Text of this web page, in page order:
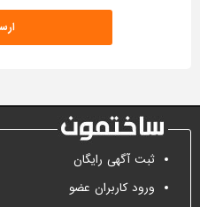
ثبت آگهی رایگان
ورود کاربران عضو